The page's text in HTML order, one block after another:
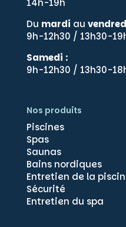
Gérer le
Pour offrir les meilleures
14h-19h
Du mardi au
9h-12h30 / 13h30-
Samedi :
9h-12h30 / 13h30-
Nos produits
Piscines
Spas
Saunas
Bains nordiques
Entretien de la
Sécurité
Entretien du spa